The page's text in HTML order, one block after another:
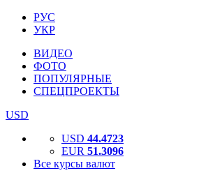
РУС
УКР
ВИДЕО
ФОТО
ПОПУЛЯРНЫЕ
СПЕЦПРОЕКТЫ
USD
USD 44.4723
EUR 51.3096
Все курсы валют